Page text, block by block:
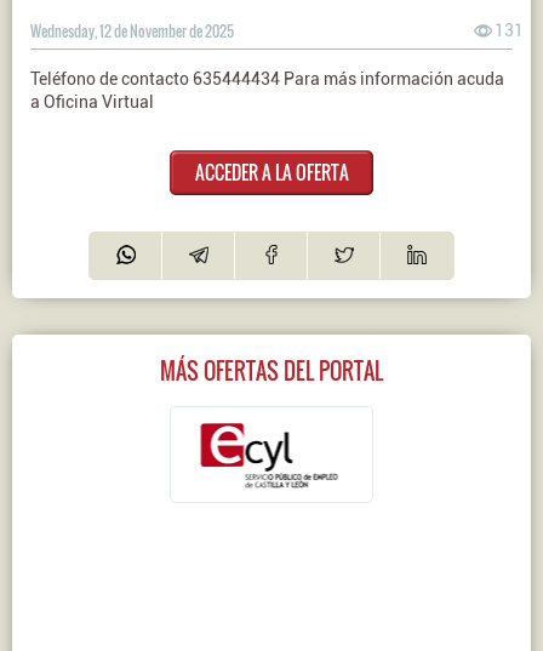
Wednesday, 12 de November de 2025 131
Teléfono de contacto 635444434 Para más información acuda
a Oficina Virtual
ACCEDER A LA OFERTA
MÁS OFERTAS DEL PORTAL